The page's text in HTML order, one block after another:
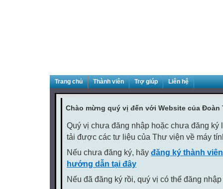
Trang chủ Thành viên Trợ giúp Liên hệ
Chào mừng quý vị đến với Website của Đoàn
Quý vị chưa đăng nhập hoặc chưa đăng ký
tải được các tư liệu của Thư viện về máy
Nếu chưa đăng ký, hãy đăng ký thành
hướng dẫn tại đây
Nếu đã đăng ký rồi, quý vị có thể đăng